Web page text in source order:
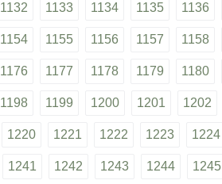
1132 1133 1134 1135 1136
1154 1155 1156 1157 1158
1176 1177 1178 1179 1180
1198 1199 1200 1201 1202
1220 1221 1222 1223 1224
1241 1242 1243 1244 1245